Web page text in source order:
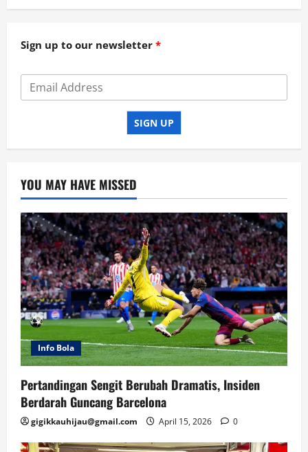
Sign up to our newsletter
SIGN UP
YOU MAY HAVE MISSED
Info Bola
Pertandingan Sengit Berubah Dramatis, Insiden
Berdarah Guncang Barcelona
gigikkauhijau@gmail.com April 15, 2026 0